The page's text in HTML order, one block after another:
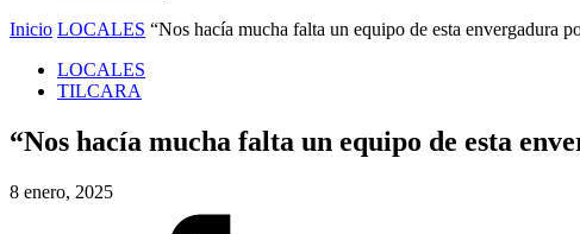
Inicio LOCALES “Nos hacía mucha falta un equipo de esta envergadura
LOCALES
TILCARA
“Nos hacía mucha falta un equipo de esta
8 enero, 2025